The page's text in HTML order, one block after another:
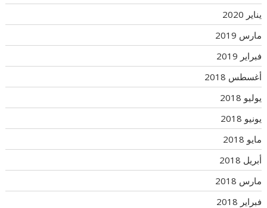
يناير 2020
مارس 2019
فبراير 2019
أغسطس 2018
يوليو 2018
يونيو 2018
مايو 2018
أبريل 2018
مارس 2018
فبراير 2018